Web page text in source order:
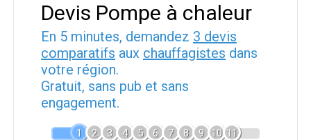
Devis Pompe à chaleur
En 5 minutes, demandez 3 devis
comparatifs aux chauffagistes dans
votre région.
Gratuit, sans pub et sans
engagement.
1 2 3 4 5 6 7 8 9 10 11